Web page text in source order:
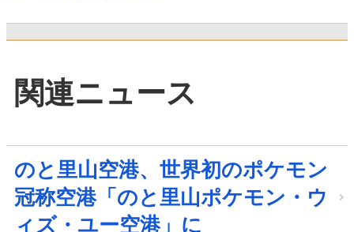
関連ニュース
のと里山空港、世界初のポケモン
冠称空港「のと里山ポケモン・ウ
ィズ・ユー空港」に